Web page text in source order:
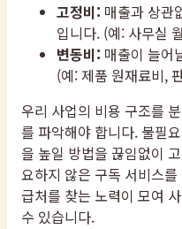
고정비: 매출과 상관
입니다. (예: 사무실
변동비: 매출이 늘어
(예: 제품 원재료비,
우리 사업의 비용 구조를
를 파악해야 합니다. 불필
을 높일 방법을 끊임없이
요하지 않은 구독 서비스
급처를 찾는 노력이 모여
수 있습니다.